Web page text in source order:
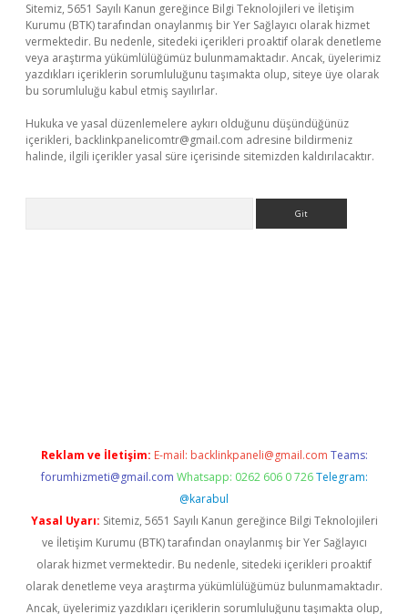
Sitemiz, 5651 Sayılı Kanun gereğince Bilgi Teknolojileri ve İletişim
Kurumu (BTK) tarafından onaylanmış bir Yer Sağlayıcı olarak hizmet
vermektedir. Bu nedenle, sitedeki içerikleri proaktif olarak denetleme
veya araştırma yükümlülüğümüz bulunmamaktadır. Ancak, üyelerimiz
yazdıkları içeriklerin sorumluluğunu taşımakta olup, siteye üye olarak
bu sorumluluğu kabul etmiş sayılırlar.
Hukuka ve yasal düzenlemelere aykırı olduğunu düşündüğünüz
içerikleri, backlinkpanelicomtr@gmail.com adresine bildirmeniz
halinde, ilgili içerikler yasal süre içerisinde sitemizden kaldırılacaktır.
Reklam ve İletişim: E-mail: backlinkpaneli@gmail.com Teams:
forumhizmeti@gmail.com Whatsapp: 0262 606 0 726 Telegram:
@karabul
Yasal Uyarı: Sitemiz, 5651 Sayılı Kanun gereğince Bilgi Teknolojileri
ve İletişim Kurumu (BTK) tarafından onaylanmış bir Yer Sağlayıcı
olarak hizmet vermektedir. Bu nedenle, sitedeki içerikleri proaktif
olarak denetleme veya araştırma yükümlülüğümüz bulunmamaktadır.
Ancak, üyelerimiz yazdıkları içeriklerin sorumluluğunu taşımakta olup,